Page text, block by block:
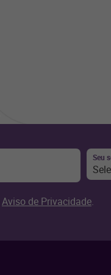
Seu
Aviso de Privacidade.